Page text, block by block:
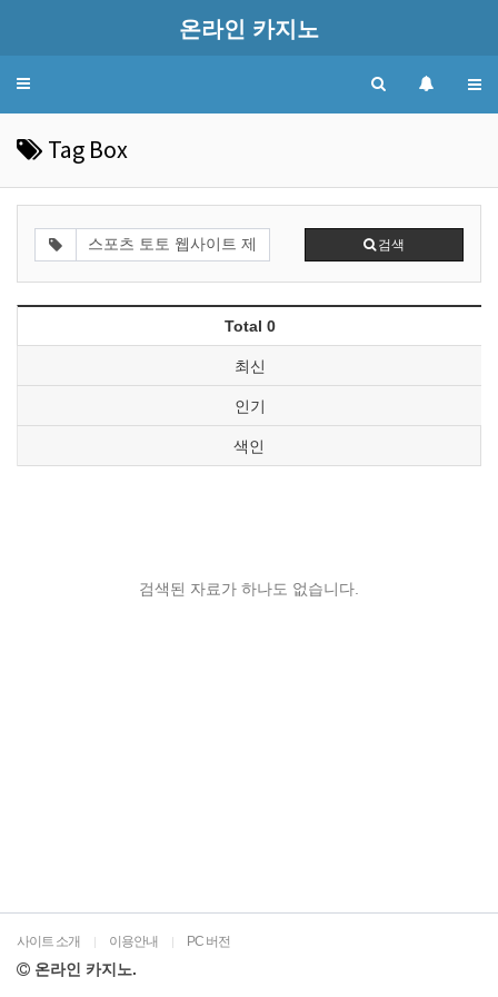
온라인 카지노
Toggle
Tag Box
검색
Total 0
최신
인기
색인
검색된 자료가 하나도 없습니다.
사이트 소개 | 이용안내 | PC 버전
온라인 카지노.